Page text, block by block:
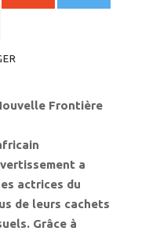
Frontière
a
actrices du
de leurs cachets
Grâce à